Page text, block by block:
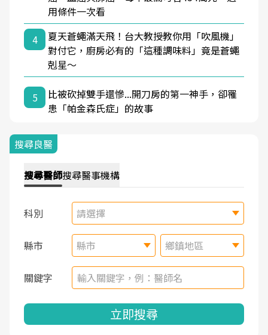
用條件一次看
4
夏天蒼蠅滿天飛！台大教授教你用「吹風機」
對付它，廚房必有的「這種調味料」竟是蒼蠅
剋星～
5
比被砍掉雙手還慘...開刀房的第一神手，卻罹
患「帕金森氏症」的故事
搜尋良醫
搜尋醫師搜尋醫事機構
科別 請選擇
縣市 縣市 鄉鎮地區
關鍵字
立即搜尋